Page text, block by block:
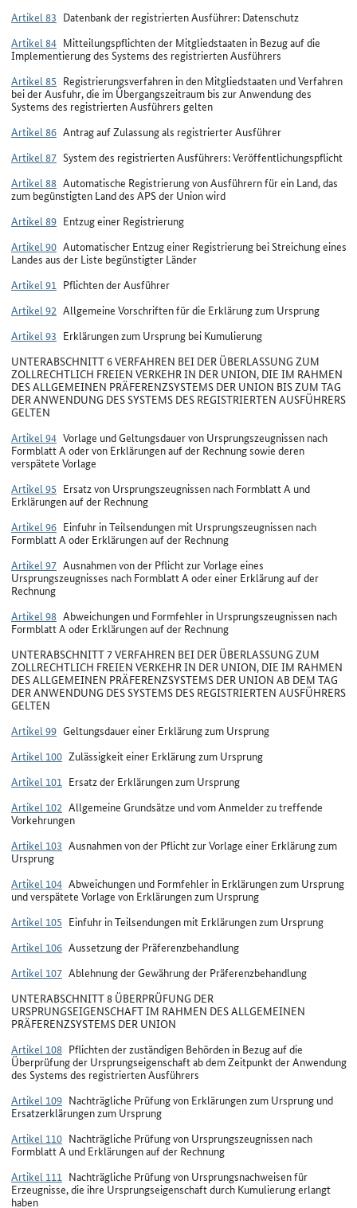
Artikel 83 Datenbank der registrierten Ausführer: Datenschutz
Artikel 84 Mitteilungspflichten der Mitgliedstaaten in Bezug auf die
Implementierung des Systems des registrierten Ausführers
Artikel 85 Registrierungsverfahren in den Mitgliedstaaten und Verfahren
bei der Ausfuhr, die im Übergangszeitraum bis zur Anwendung des
Systems des registrierten Ausführers gelten
Artikel 86 Antrag auf Zulassung als registrierter Ausführer
Artikel 87 System des registrierten Ausführers: Veröffentlichungspflicht
Artikel 88 Automatische Registrierung von Ausführern für ein Land, das
zum begünstigten Land des APS der Union wird
Artikel 89 Entzug einer Registrierung
Artikel 90 Automatischer Entzug einer Registrierung bei Streichung eines
Landes aus der Liste begünstigter Länder
Artikel 91 Pflichten der Ausführer
Artikel 92 Allgemeine Vorschriften für die Erklärung zum Ursprung
Artikel 93 Erklärungen zum Ursprung bei Kumulierung
UNTERABSCHNITT 6 VERFAHREN BEI DER ÜBERLASSUNG ZUM
ZOLLRECHTLICH FREIEN VERKEHR IN DER UNION, DIE IM RAHMEN
DES ALLGEMEINEN PRÄFERENZSYSTEMS DER UNION BIS ZUM TAG
DER ANWENDUNG DES SYSTEMS DES REGISTRIERTEN AUSFÜHRERS
GELTEN
Artikel 94 Vorlage und Geltungsdauer von Ursprungszeugnissen nach
Formblatt A oder von Erklärungen auf der Rechnung sowie deren
verspätete Vorlage
Artikel 95 Ersatz von Ursprungszeugnissen nach Formblatt A und
Erklärungen auf der Rechnung
Artikel 96 Einfuhr in Teilsendungen mit Ursprungszeugnissen nach
Formblatt A oder Erklärungen auf der Rechnung
Artikel 97 Ausnahmen von der Pflicht zur Vorlage eines
Ursprungszeugnisses nach Formblatt A oder einer Erklärung auf der
Rechnung
Artikel 98 Abweichungen und Formfehler in Ursprungszeugnissen nach
Formblatt A oder Erklärungen auf der Rechnung
UNTERABSCHNITT 7 VERFAHREN BEI DER ÜBERLASSUNG ZUM
ZOLLRECHTLICH FREIEN VERKEHR IN DER UNION, DIE IM RAHMEN
DES ALLGEMEINEN PRÄFERENZSYSTEMS DER UNION AB DEM TAG
DER ANWENDUNG DES SYSTEMS DES REGISTRIERTEN AUSFÜHRERS
GELTEN
Artikel 99 Geltungsdauer einer Erklärung zum Ursprung
Artikel 100 Zulässigkeit einer Erklärung zum Ursprung
Artikel 101 Ersatz der Erklärungen zum Ursprung
Artikel 102 Allgemeine Grundsätze und vom Anmelder zu treffende
Vorkehrungen
Artikel 103 Ausnahmen von der Pflicht zur Vorlage einer Erklärung zum
Ursprung
Artikel 104 Abweichungen und Formfehler in Erklärungen zum Ursprung
und verspätete Vorlage von Erklärungen zum Ursprung
Artikel 105 Einfuhr in Teilsendungen mit Erklärungen zum Ursprung
Artikel 106 Aussetzung der Präferenzbehandlung
Artikel 107 Ablehnung der Gewährung der Präferenzbehandlung
UNTERABSCHNITT 8 ÜBERPRÜFUNG DER
URSPRUNGSEIGENSCHAFT IM RAHMEN DES ALLGEMEINEN
PRÄFERENZSYSTEMS DER UNION
Artikel 108 Pflichten der zuständigen Behörden in Bezug auf die
Überprüfung der Ursprungseigenschaft ab dem Zeitpunkt der Anwendung
des Systems des registrierten Ausführers
Artikel 109 Nachträgliche Prüfung von Erklärungen zum Ursprung und
Ersatzerklärungen zum Ursprung
Artikel 110 Nachträgliche Prüfung von Ursprungszeugnissen nach
Formblatt A und Erklärungen auf der Rechnung
Artikel 111 Nachträgliche Prüfung von Ursprungsnachweisen für
Erzeugnisse, die ihre Ursprungseigenschaft durch Kumulierung erlangt
haben